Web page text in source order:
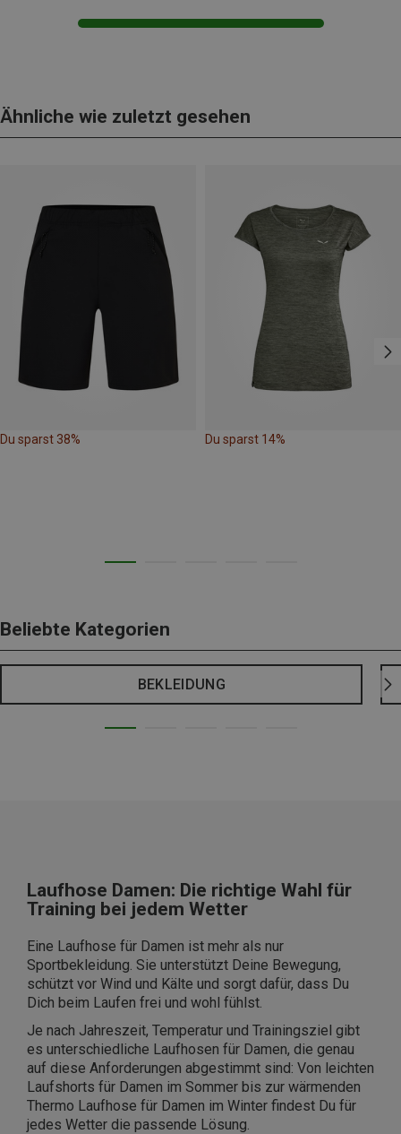
Ähnliche wie zuletzt gesehen
Du sparst 38% Du sparst 14%
Beliebte Kategorien
BEKLEIDUNG
Laufhose Damen: Die richtige Wahl für
Training bei jedem Wetter
Eine Laufhose für Damen ist mehr als nur
Sportbekleidung. Sie unterstützt Deine Bewegung,
schützt vor Wind und Kälte und sorgt dafür, dass Du
Dich beim Laufen frei und wohl fühlst.
Je nach Jahreszeit, Temperatur und Trainingsziel gibt
es unterschiedliche Laufhosen für Damen, die genau
auf diese Anforderungen abgestimmt sind: Von leichten
Laufshorts für Damen im Sommer bis zur wärmenden
Thermo Laufhose für Damen im Winter findest Du für
jedes Wetter die passende Lösung.